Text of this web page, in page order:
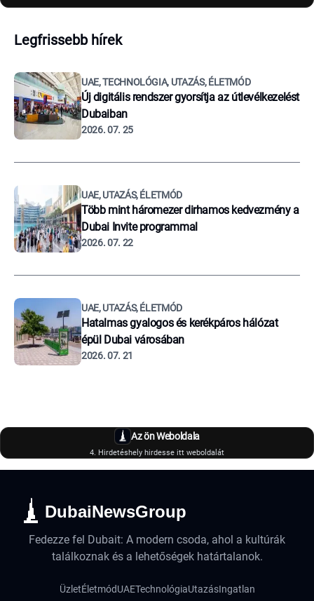
Legfrissebb hírek
UAE, TECHNOLÓGIA, UTAZÁS, ÉLETMÓD
Új digitális rendszer gyorsítja az útlevélkezelést
Dubaiban
2026. 07. 25
UAE, UTAZÁS, ÉLETMÓD
Több mint háromezer dirhamos kedvezmény a
Dubai Invite programmal
2026. 07. 22
UAE, UTAZÁS, ÉLETMÓD
Hatalmas gyalogos és kerékpáros hálózat
épül Dubai városában
2026. 07. 21
Az ön Weboldala
4. Hirdetéshely hirdesse itt weboldalát
DubaiNewsGroup
Fedezze fel Dubait: A modern csoda, ahol a kultúrák
találkoznak és a lehetőségek határtalanok.
ÜzletÉletmódUAETechnológiaUtazásIngatlan